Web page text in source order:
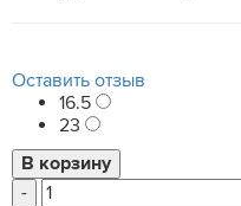
Оставить отзыв
16.5
23
-